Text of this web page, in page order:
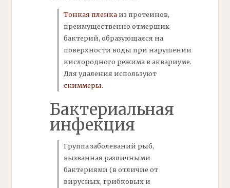
Тонкая пленкаиз протеинов,
преимущественно отмерших
бактерий, образующаяся на
поверхности воды при нарушении
кислородного режима в аквариуме.
Для удаления используют
скиммеры.
Бактериальная
инфекция
Группа заболеваний рыб,
вызванная различными
бактериями(в отличие от
вирусных, грибковых и